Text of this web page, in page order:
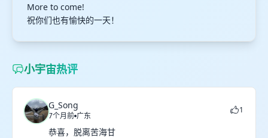
More to come!
祝你们也有愉快的一天！
小宇宙热评
G_Song
7个月前 广东
1
恭喜，脱离苦海甘